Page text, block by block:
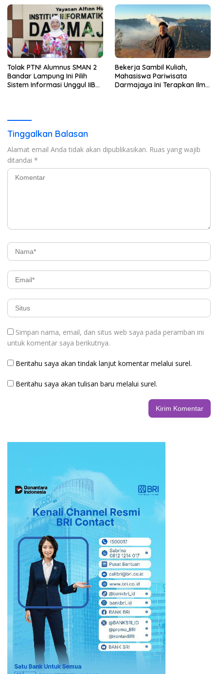
Tolak PTN! Alumnus SMAN 2
Bandar Lampung Ini Pilih
Sistem Informasi Unggul IIB
Bekerja Sambil Kuliah,
Mahasiswa Pariwisata
Darmajaya Ini Terapkan Ilmu
Tinggalkan Balasan
Alamat email Anda tidak akan dipublikasikan. Ruas yang wajib
ditandai *
Simpan nama, email, dan situs web saya pada peramban ini
untuk komentar saya berikutnya.
Beritahu saya akan tindak lanjut komentar melalui surel.
Beritahu saya akan tulisan baru melalui surel.